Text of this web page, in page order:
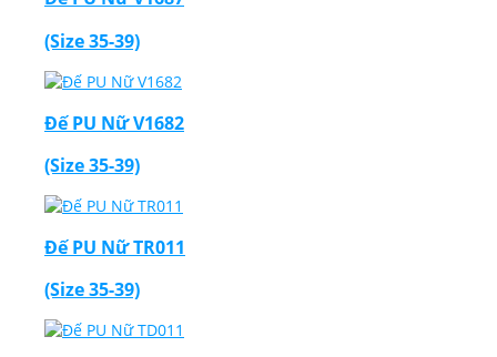
(Size 35-39)
Đế PU Nữ V1682
(Size 35-39)
Đế PU Nữ TR011
(Size 35-39)